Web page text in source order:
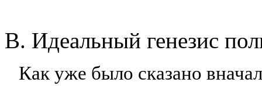
В. Идеальный генезис
Как уже было сказано